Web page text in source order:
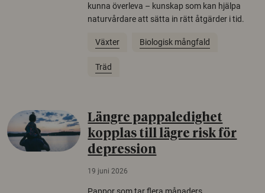
kunna överleva – kunskap som kan hjälpa
naturvårdare att sätta in rätt åtgärder i tid.
Växter Biologisk mångfald
Träd
Längre pappaledighet
kopplas till lägre risk för
depression
19 juni 2026